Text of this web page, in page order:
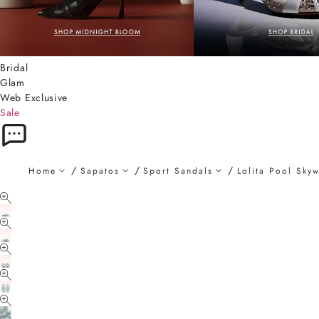
Bridal
Glam
Web Exclusive
Sale
Home Sapatos Sport Sandals Lolita Pool